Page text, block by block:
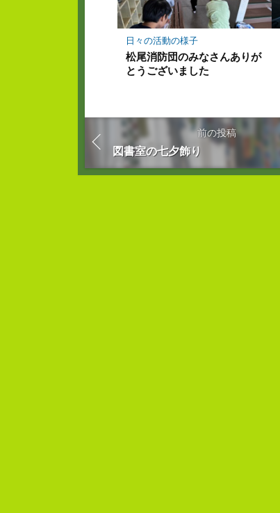
日々の活動の様子
松尾消防団のみなさんありが
とうございました
前の投稿
図書室の七夕飾り